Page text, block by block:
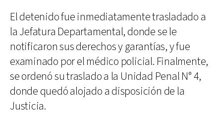
El detenido fue inmediatamente trasladado a
la Jefatura Departamental, donde se le
notificaron sus derechos y garantías, y fue
examinado por el médico policial. Finalmente,
se ordenó su traslado a la Unidad Penal N° 4,
donde quedó alojado a disposición de la
Justicia.